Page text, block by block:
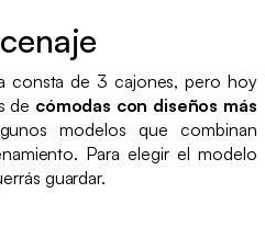
consta de 3 cajones, pero hoy
de cómodas con diseños más
modelos que combinan
Para elegir el modelo
guardar.